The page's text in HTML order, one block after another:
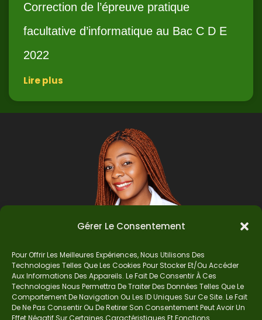
Gérer Le Consentement
Pour Offrir Les Meilleures Expériences, Nous Utilisons Des
Technologies Telles Que Les Cookies Pour Stocker Et/ou Accéder
Aux Informations Des Appareils. Le Fait De Consentir À Ces
Technologies Nous Permettra De Traiter Des Données Telles Que Le
Comportement De Navigation Ou Les ID Uniques Sur Ce Site. Le Fait
De Ne Pas Consentir Ou De Retirer Son Consentement Peut Avoir Un
Effet Négatif Sur Certaines Caractéristiques Et Fonctions.
Correction de l’épreuve pratique
facultative d’informatique au Bac C D E
2022
Lire plus
Auteur
Je suis Madame Mba, une enseignante certifiée